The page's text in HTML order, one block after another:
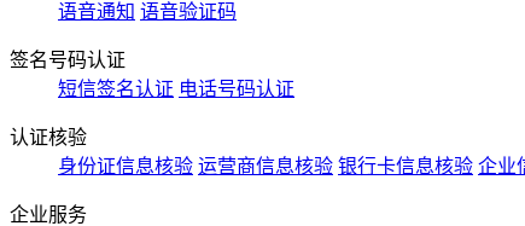
语音通知 语音验证码
签名号码认证
短信签名认证 电话号码认证
认证核验
身份证信息核验 运营商信息核验 银行卡信息核验 企业
企业服务